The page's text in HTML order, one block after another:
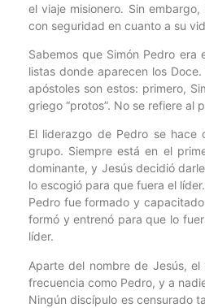
el viaje misionero. Sin
con seguridad en cuanto a su
Sabemos que Simón Pedro
listas donde aparecen los
apóstoles son estos: primero,
griego “protos”. No se refiere al
El liderazgo de Pedro se hace
grupo. Siempre está en el
dominante, y Jesús decidió
lo escogió para que fuera el líder.
Pedro fue formado y
formó y entrenó para que lo
líder.
Aparte del nombre de Jesús,
frecuencia como Pedro, y a
Ningún discípulo es censurado